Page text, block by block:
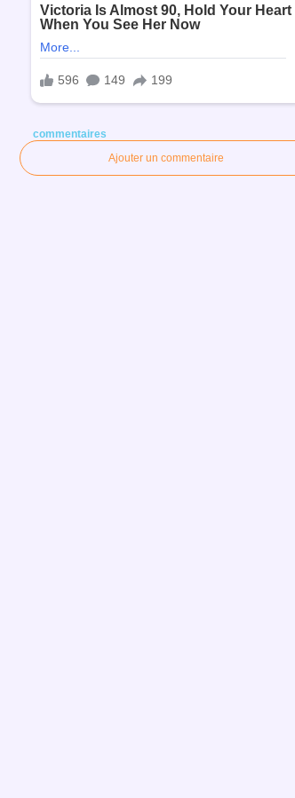
commentaires
Ajouter un commentaire